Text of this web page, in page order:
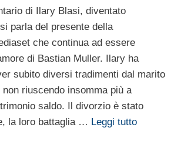
di Ilary Blasi, diventato
parla del presente della
che continua ad essere
di Bastian Muller. Ilary ha
subito diversi tradimenti dal marito
riuscendo insomma più a
saldo. Il divorzio è stato
la loro battaglia … Leggi tutto